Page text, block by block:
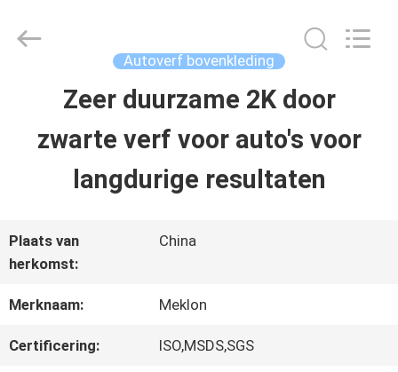
THUIS
PRODUCTEN
VIDEOS
OVER
ONS
Meklon
Reserved.
Autoverf bovenkleding
Zeer duurzame 2K door
zwarte verf voor auto's voor
langdurige resultaten
Plaats van
herkomst:
China
Merknaam: Meklon
Certificering: ISO,MSDS,SGS